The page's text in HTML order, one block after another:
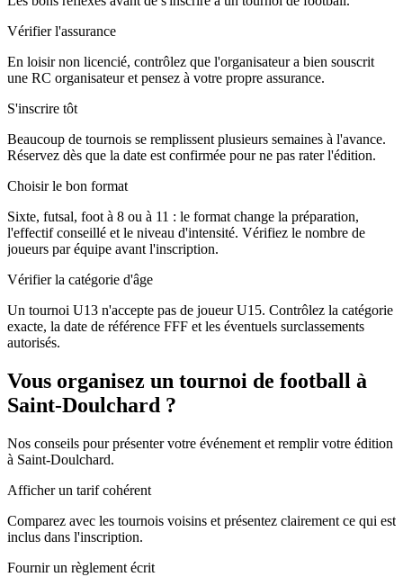
Vérifier l'assurance
En loisir non licencié, contrôlez que l'organisateur a bien souscrit
une RC organisateur et pensez à votre propre assurance.
S'inscrire tôt
Beaucoup de tournois se remplissent plusieurs semaines à l'avance.
Réservez dès que la date est confirmée pour ne pas rater l'édition.
Choisir le bon format
Sixte, futsal, foot à 8 ou à 11 : le format change la préparation,
l'effectif conseillé et le niveau d'intensité. Vérifiez le nombre de
joueurs par équipe avant l'inscription.
Vérifier la catégorie d'âge
Un tournoi U13 n'accepte pas de joueur U15. Contrôlez la catégorie
exacte, la date de référence FFF et les éventuels surclassements
autorisés.
Vous organisez un tournoi de football à
Saint-Doulchard ?
Nos conseils pour présenter votre événement et remplir votre édition
à Saint-Doulchard.
Afficher un tarif cohérent
Comparez avec les tournois voisins et présentez clairement ce qui est
inclus dans l'inscription.
Fournir un règlement écrit